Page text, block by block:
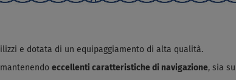
e dotata di un equipaggiamento di alta qualità.
eccellenti caratteristiche di navigazione, sia su